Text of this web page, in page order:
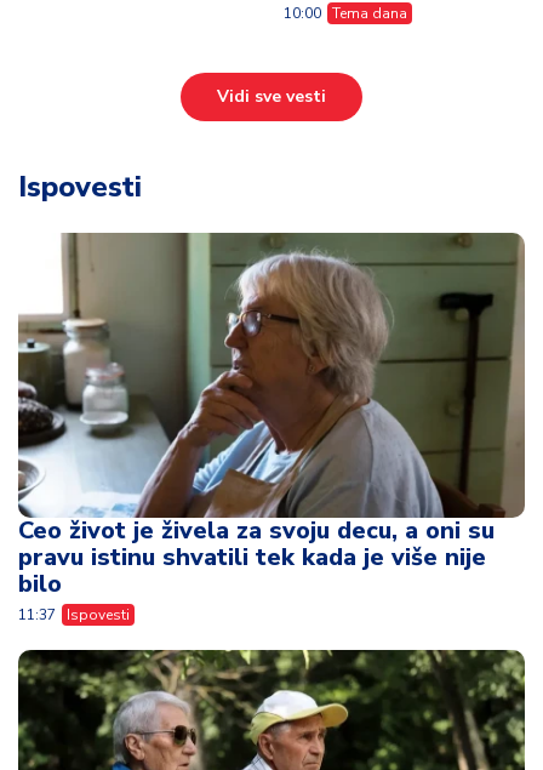
10:00 Tema dana
Vidi sve vesti
Ispovesti
Ceo život je živela za svoju decu, a oni su
pravu istinu shvatili tek kada je više nije
bilo
11:37 Ispovesti